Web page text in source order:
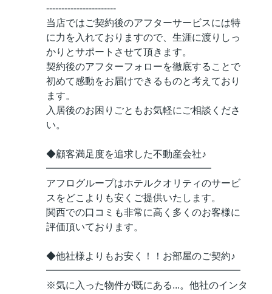
-----------------------
当店ではご契約後のアフターサービスには特
に力を入れておりますので、生涯に渡りしっ
かりとサポートさせて頂きます。
契約後のアフターフォローを徹底することで
初めて感動をお届けできるものと考えており
ます。
入居後のお困りごともお気軽にご相談くださ
い。
◆顧客満足度を追求した不動産会社♪
━━━━━━━━━━━━━━━━━
アフログループはホテルクオリティのサービ
スをどこよりも安くご提供いたします。
関西での口コミも非常に高く多くのお客様に
評価頂いております。
◆他社様よりもお安く！！お部屋のご契約♪
━━━━━━━━━━━━━━━━━━━━
※気に入った物件が既にある...。他社のインタ